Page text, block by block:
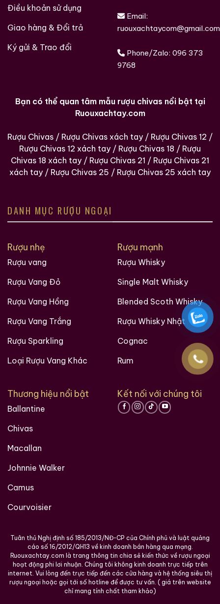
Ruouxachtay.com
Điều khoản sử dụng
Giao hàng & Đổi trả
Ký gửi & Trao đổi
Email:
ruouxachtaycom@gmail.com
Phone/Zalo: 096 373
9768
Bạn có thể quan tâm mẫu rượu chivas nổi bật tại
Ruouxachtay.com
Rượu Chivas / Rượu Chivas xách tay / Rượu Chivas 12 /
Rượu Chivas 12 xách tay / Rượu Chivas 18 / Rượu
Chivas 18 xách tay / Rượu Chivas 21 / Rượu Chivas 21
xách tay / Rượu Chivas 25 / Rượu Chivas 25 xách tay
DANH MỤC RƯỢU NGOẠI
Rượu nhẹ
Rượu vang
Rượu Vang Đỏ
Rượu Vang Hồng
Rượu Vang Trắng
Rượu Sparkling
Loại Rượu Vang Khác
Rượu mạnh
Rượu Whisky
Single Malt Whisky
Blended Scoth Whisky
Rượu Whisky Nhật
Cognac
Rum
Thương hiệu nổi bật
Ballantine
Chivas
Macallan
Johnnie Walker
Camus
Courvoisier
Kết nối với chúng tôi
Tuân thủ Nghị định số 185/2013/NĐ-CP của Chính phủ và luật quảng
cáo số 16/2012/QH13 về kinh doanh bán hàng qua mạng.
Ruouxachtay.com là trang thông tin chia sẻ kiến thức về rượu ngoại
hoạt động phi lơi nhuận. Chúng tôi không kinh doanh trực tiếp trên
internet. Vui lòng đến trực tiếp đến các cửa hàng và hệ thống siêu thị
rượu ngoại hoặc gọi tới số hotline để được tư vấn. ( giá trên website
chỉ mang tính chất tham khảo)